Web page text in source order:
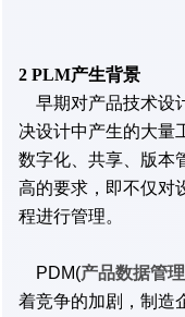
2 PLM产生背景
早期对产品技术设
决设计中产生的大量
数字化、共享、版本
高的要求，即不仅对
程进行管理。
PDM(产品数据管理
着竞争的加剧，制造